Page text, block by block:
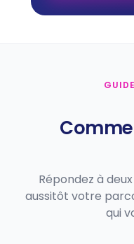
Répondez à
aussitôt votre
qui